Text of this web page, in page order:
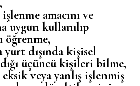
amacını ve
uygun kullanılıp
öğrenme,
dışında kişisel
üçüncü kişileri bilme,
veya yanlış işlenmiş